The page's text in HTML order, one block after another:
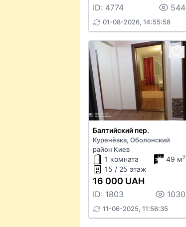
ID: 4774 544
01-08-2026, 14:55:58
Балтийский пер.
Куренёвка, Оболонский
район Киев
1 комната 49 м2
15 / 25 этаж
16 000 UAH
ID: 1803 1030
11-06-2025, 11:56:35